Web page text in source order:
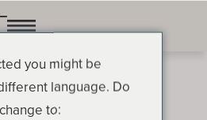
you might be
language. Do
to: